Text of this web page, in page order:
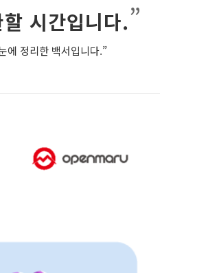
시간입니다.”
에 정리한 백서입니다.”